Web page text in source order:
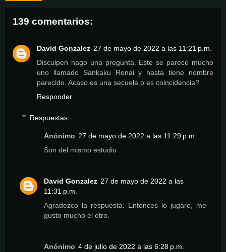
139 comentarios:
David Gonzalez 27 de mayo de 2022 a las 11:21 p.m.
Disculpen hago una pregunta. Este se parece mucho
uno llamado Sankaku Renai y hasta tiene nombre
parecido. Acaso es una secuela o es coincidencia?
Responder
Respuestas
Anónimo 27 de mayo de 2022 a las 11:29 p.m.
Son del mismo estudio
David Gonzalez 27 de mayo de 2022 a las
11:31 p.m.
Agradezco la respuesta. Entonces lo jugare, me
gusto mucho el otro.
Anónimo 4 de julio de 2022 a las 6:28 p.m.